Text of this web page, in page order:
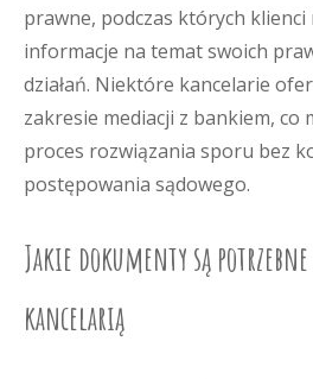
prawne, podczas których klienci
informacje na temat swoich
działań. Niektóre kancelarie
zakresie mediacji z bankiem, co
proces rozwiązania sporu bez
postępowania sądowego.
Jakie dokumenty są potrzebne
kancelarią